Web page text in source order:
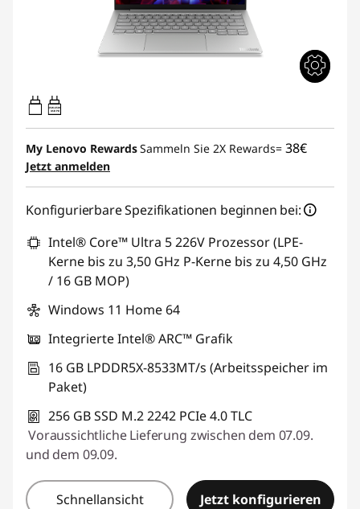
45W-65W
USB PD
My Lenovo RewardsSammeln Sie 2X Rewards= 38€
Jetzt anmelden
Konfigurierbare Spezifikationen beginnen bei:
Intel® Core™ Ultra 5 226V Prozessor (LPE-
Kerne bis zu 3,50 GHz P-Kerne bis zu 4,50 GHz
/ 16 GB MOP)
Windows 11 Home 64
Integrierte Intel® ARC™ Grafik
16 GB LPDDR5X-8533MT/s (Arbeitsspeicher im
Paket)
256 GB SSD M.2 2242 PCIe 4.0 TLC
Voraussichtliche Lieferung zwischen dem 07.09.
und dem 09.09.
Schnellansicht Jetzt konfigurieren